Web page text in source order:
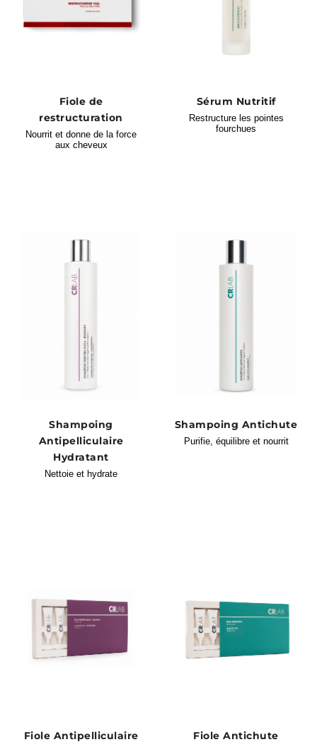
Fiole de
restructuration
Nourrit et donne de la force
aux cheveux
Sérum Nutritif
Restructure les pointes
fourchues
Shampoing
Antipelliculaire
Hydratant
Nettoie et hydrate
Shampoing Antichute
Purifie, équilibre et nourrit
Fiole Antipelliculaire
Fiole Antichute